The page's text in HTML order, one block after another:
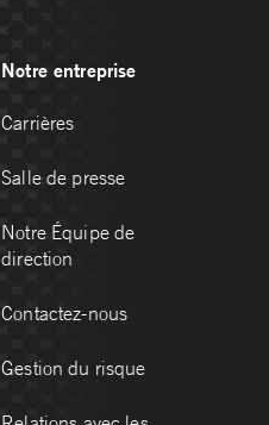
Notre entreprise
Carrières
Salle de presse
Notre Équipe de
direction
Contactez-nous
Gestion du risque